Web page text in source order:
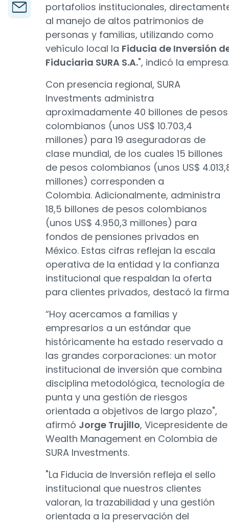
portafolios institucionales,
al manejo de altos patrimonios de
personas y familias, utilizando como
vehículo local la Fiducia de Inversión
Fiduciaria SURA S.A.", indicó la empresa.
Con presencia regional, SURA
Investments administra
aproximadamente 40 billones de pesos
colombianos (unos US$ 10.703,4
millones) para 19 aseguradoras de
clase mundial, de los cuales 15 billones
de pesos colombianos (unos US$
millones) corresponden a
Colombia. Adicionalmente, administra
18,5 billones de pesos colombianos
(unos US$ 4.950,3 millones) para
fondos de pensiones privados en
México. Estas cifras reflejan la escala
operativa de la entidad y la confianza
institucional que respaldan la oferta
para clientes privados, destacó la
“Hoy acercamos a familias y
empresarios a un estándar que
históricamente ha estado reservado a
las grandes corporaciones: un motor
institucional de inversión que combina
disciplina metodológica, tecnología de
punta y una gestión de riesgos
orientada a objetivos de largo plazo",
afirmó Jorge Trujillo, Vicepresidente de
Wealth Management en Colombia de
SURA Investments.
"La Fiducia de Inversión refleja el sello
institucional que nuestros clientes
valoran, la trazabilidad y una gestión
orientada a la preservación del